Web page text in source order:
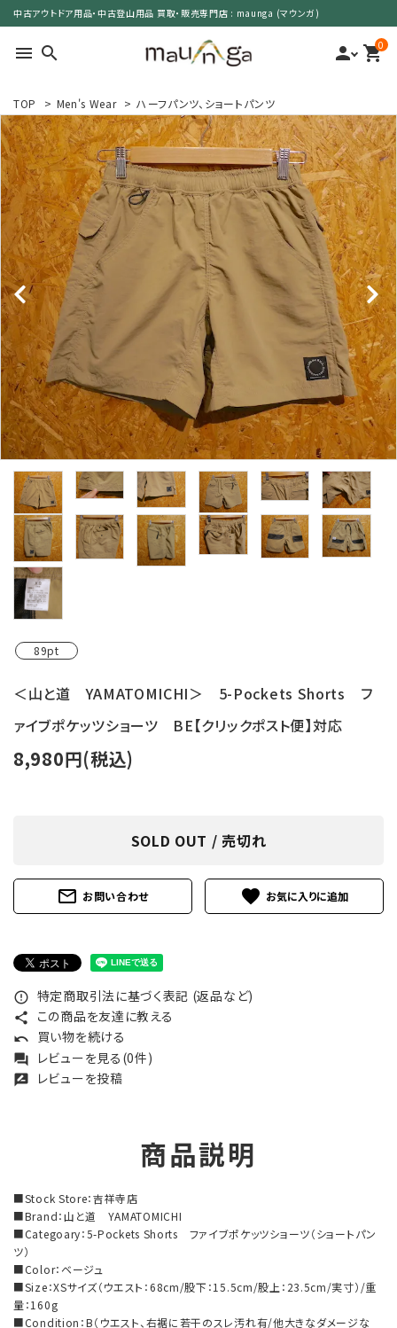
中古アウトドア用品・中古登山用品 買取・販売専門店 : maunga (マウンガ)
menu search person 0
shopping_cart
search
カテゴリーで選ぶ
サイズで選ぶ
特集で選ぶ
価格で選ぶ
買取案内
レンタル・修理
店舗情報
POLICY
INFORMATION
ACCOUNT MENU
ようこそ ゲスト 様
meeting_room ログイン
TOP > Men's Wear > ハーフパンツ、ショートパンツ
89pt
＜山と道 YAMATOMICHI＞ 5-Pockets Shorts フ
ァイブポケッツショーツ BE【クリックポスト便】対応
8,980円(税込)
SOLD OUT / 売切れ
mail_outline お問い合わせ favorite
error_outline 特定商取引法に基づく表記 (返品など)
share この商品を友達に教える
undo 買い物を続ける
forum レビューを見る(0件)
rate_review レビューを投稿
商品説明
■Stock Store：吉祥寺店
■Brand：山と道 YAMATOMICHI
■Categoary：5-Pockets Shorts ファイブポケッツショーツ（ショートパン
ツ）
■Color：ベージュ
■Size：XSサイズ（ウエスト：68cm/股下：15.5cm/股上：23.5cm/実寸）/重
量：160g
■Condition：B（ウエスト、右裾に若干のスレ汚れ有/他大きなダメージな